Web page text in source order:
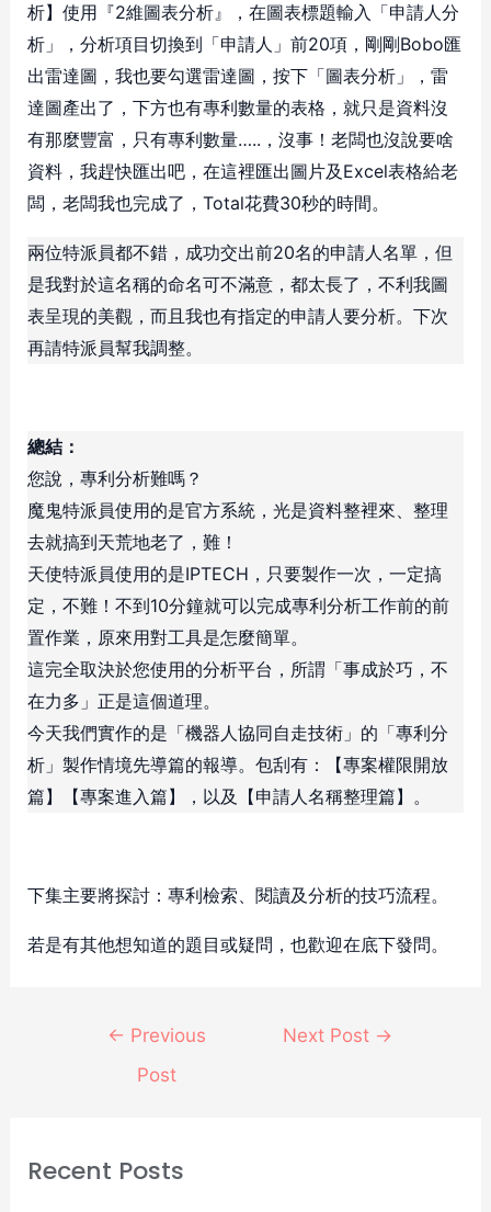
析】使用『2維圖表分析』，在圖表標題輸入「申請人分
析」，分析項目切換到「申請人」前20項，剛剛Bobo匯
出雷達圖，我也要勾選雷達圖，按下「圖表分析」，雷
達圖產出了，下方也有專利數量的表格，就只是資料沒
有那麼豐富，只有專利數量…..，沒事！老闆也沒說要啥
資料，我趕快匯出吧，在這裡匯出圖片及Excel表格給老
闆，老闆我也完成了，Total花費30秒的時間。
兩位特派員都不錯，成功交出前20名的申請人名單，但
是我對於這名稱的命名可不滿意，都太長了，不利我圖
表呈現的美觀，而且我也有指定的申請人要分析。下次
再請特派員幫我調整。
總結：
您說，專利分析難嗎？
魔鬼特派員使用的是官方系統，光是資料整裡來、整理
去就搞到天荒地老了，難！
天使特派員使用的是IPTECH，只要製作一次，一定搞
定，不難！不到10分鐘就可以完成專利分析工作前的前
置作業，原來用對工具是怎麼簡單。
這完全取決於您使用的分析平台，所謂「事成於巧，不
在力多」正是這個道理。
今天我們實作的是「機器人協同自走技術」的「專利分
析」製作情境先導篇的報導。包刮有：【專案權限開放
篇】【專案進入篇】，以及【申請人名稱整理篇】。
下集主要將探討：專利檢索、閱讀及分析的技巧流程。
若是有其他想知道的題目或疑問，也歡迎在底下發問。
← Previous
Post
Next Post →
Recent Posts